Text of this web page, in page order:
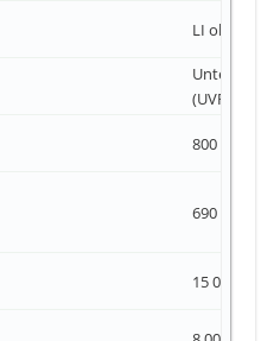
LI ohne
(UVR) 2 4
800 V
690 V 25
15 000